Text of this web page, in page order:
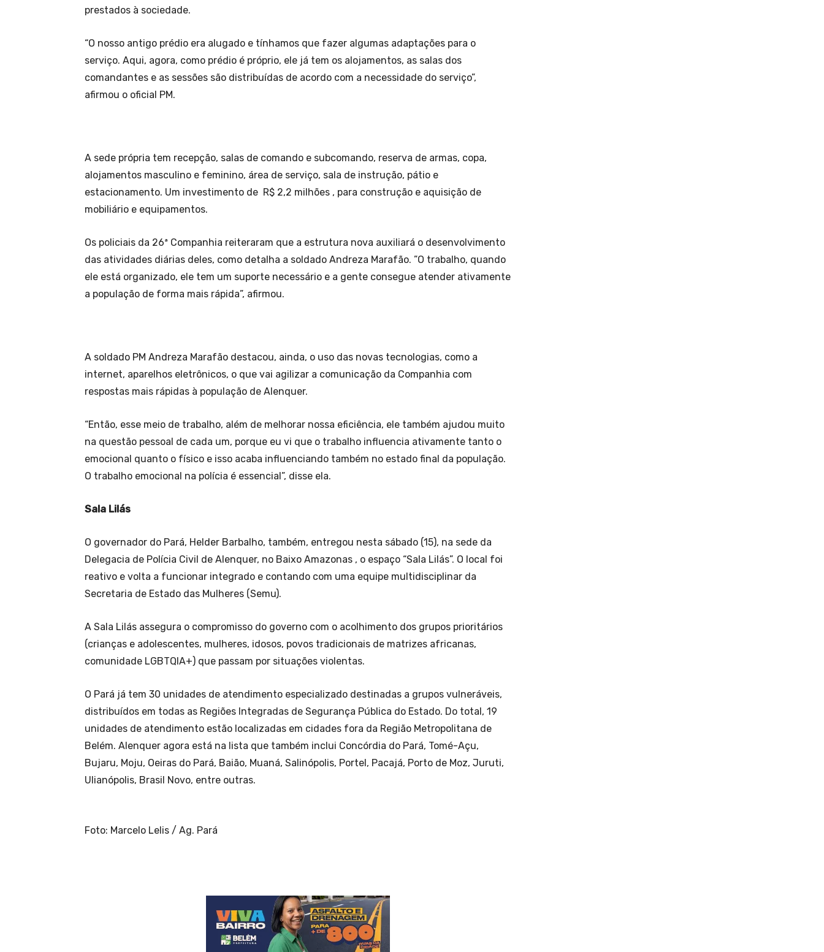
prestados à sociedade.
“O nosso antigo prédio era alugado e tínhamos que fazer algumas adaptações para o
serviço. Aqui, agora, como prédio é próprio, ele já tem os alojamentos, as salas dos
comandantes e as sessões são distribuídas de acordo com a necessidade do serviço”,
afirmou o oficial PM.
A sede própria tem recepção, salas de comando e subcomando, reserva de armas, copa,
alojamentos masculino e feminino, área de serviço, sala de instrução, pátio e
estacionamento. Um investimento de R$ 2,2 milhões , para construção e aquisição de
mobiliário e equipamentos.
Os policiais da 26ª Companhia reiteraram que a estrutura nova auxiliará o desenvolvimento
das atividades diárias deles, como detalha a soldado Andreza Marafão. ”O trabalho, quando
ele está organizado, ele tem um suporte necessário e a gente consegue atender ativamente
a população de forma mais rápida”, afirmou.
A soldado PM Andreza Marafão destacou, ainda, o uso das novas tecnologias, como a
internet, aparelhos eletrônicos, o que vai agilizar a comunicação da Companhia com
respostas mais rápidas à população de Alenquer.
“Então, esse meio de trabalho, além de melhorar nossa eficiência, ele também ajudou muito
na questão pessoal de cada um, porque eu vi que o trabalho influencia ativamente tanto o
emocional quanto o físico e isso acaba influenciando também no estado final da população.
O trabalho emocional na polícia é essencial”, disse ela.
Sala Lilás
O governador do Pará, Helder Barbalho, também, entregou nesta sábado (15), na sede da
Delegacia de Polícia Civil de Alenquer, no Baixo Amazonas , o espaço “Sala Lilás”. O local foi
reativo e volta a funcionar integrado e contando com uma equipe multidisciplinar da
Secretaria de Estado das Mulheres (Semu).
A Sala Lilás assegura o compromisso do governo com o acolhimento dos grupos prioritários
(crianças e adolescentes, mulheres, idosos, povos tradicionais de matrizes africanas,
comunidade LGBTQIA+) que passam por situações violentas.
O Pará já tem 30 unidades de atendimento especializado destinadas a grupos vulneráveis,
distribuídos em todas as Regiões Integradas de Segurança Pública do Estado. Do total, 19
unidades de atendimento estão localizadas em cidades fora da Região Metropolitana de
Belém. Alenquer agora está na lista que também inclui Concórdia do Pará, Tomé-Açu,
Bujaru, Moju, Oeiras do Pará, Baião, Muaná, Salinópolis, Portel, Pacajá, Porto de Moz, Juruti,
Ulianópolis, Brasil Novo, entre outras.
Foto: Marcelo Lelis / Ag. Pará